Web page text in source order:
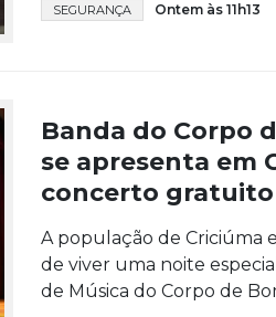
SEGURANÇA Ontem às 11h13
Banda do Corpo
se apresenta em
concerto gratuito
A população de Criciúma
de viver uma noite
de Música do Corpo de